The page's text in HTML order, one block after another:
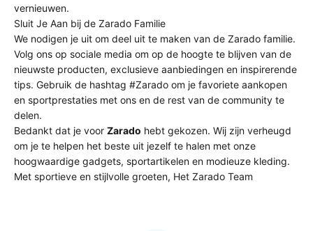
vernieuwen.
Sluit Je Aan bij de Zarado Familie
We nodigen je uit om deel uit te maken van de Zarado familie.
Volg ons op sociale media om op de hoogte te blijven van de
nieuwste producten, exclusieve aanbiedingen en inspirerende
tips. Gebruik de hashtag #Zarado om je favoriete aankopen
en sportprestaties met ons en de rest van de community te
delen.
Bedankt dat je voor Zarado hebt gekozen. Wij zijn verheugd
om je te helpen het beste uit jezelf te halen met onze
hoogwaardige gadgets, sportartikelen en modieuze kleding.
Met sportieve en stijlvolle groeten, Het Zarado Team